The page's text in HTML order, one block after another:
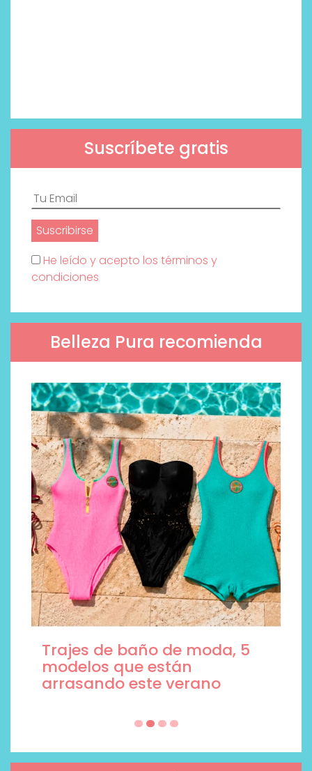
Suscríbete gratis
He leído y acepto los términos y
condiciones
Belleza Pura recomienda
Trajes de baño de moda, 5
modelos que están
arrasando este verano